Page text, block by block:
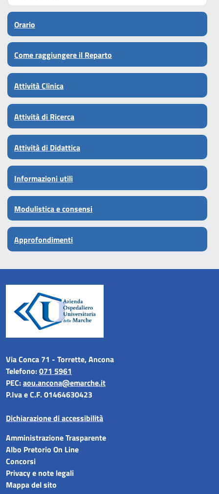
Orario
Come raggiungere il Reparto
Attività Clinica
Attività di Ricerca
Attività di Didattica
Informazioni utili
Modulistica e consensi
Approfondimenti
Via Conca 71 - Torrette, Ancona
Telefono:071 5961
PEC:aou.ancona@emarche.it
P.Iva e C.F. 01464630423
Dichiarazione di accessibilità
Amministrazione Trasparente
Albo Pretorio On Line
Concorsi
Privacy e note legali
Mappa del sito